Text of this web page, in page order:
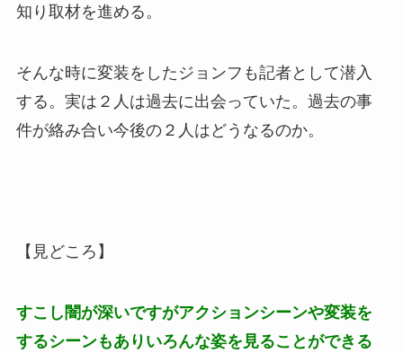
知り取材を進める。
そんな時に変装をしたジョンフも記者として潜入
する。実は２人は過去に出会っていた。過去の事
件が絡み合い今後の２人はどうなるのか。
【見どころ】
すこし闇が深いですがアクションシーンや変装を
するシーンもありいろんな姿を見ることができる